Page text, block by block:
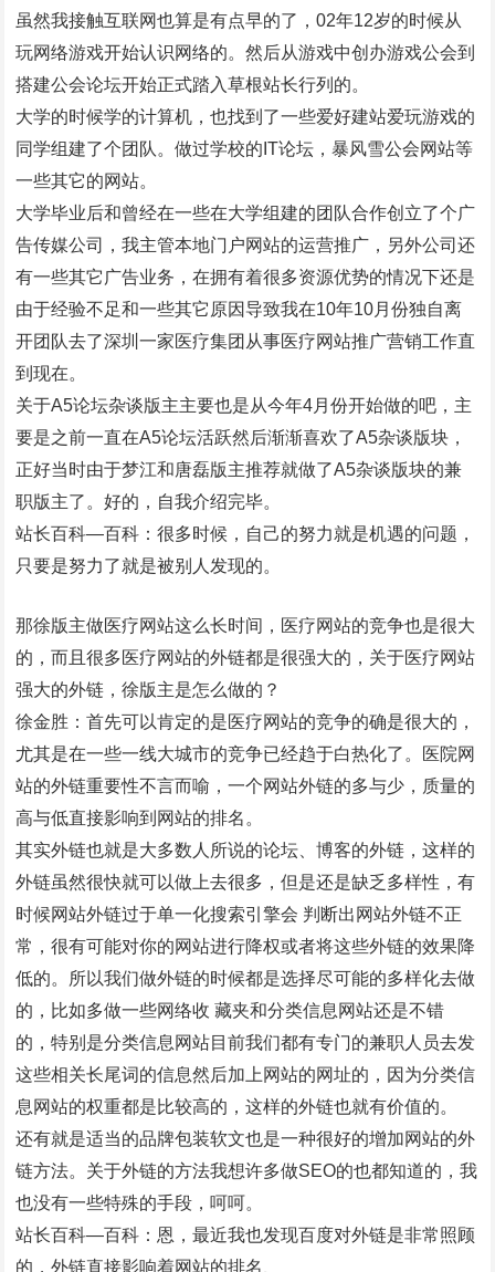
虽然我接触互联网也算是有点早的了，02年12岁的时候从
玩网络游戏开始认识网络的。然后从游戏中创办游戏公会到
搭建公会论坛开始正式踏入草根站长行列的。
大学的时候学的计算机，也找到了一些爱好建站爱玩游戏的
同学组建了个团队。做过学校的IT论坛，暴风雪公会网站等
一些其它的网站。
大学毕业后和曾经在一些在大学组建的团队合作创立了个广
告传媒公司，我主管本地门户网站的运营推广，另外公司还
有一些其它广告业务，在拥有着很多资源优势的情况下还是
由于经验不足和一些其它原因导致我在10年10月份独自离
开团队去了深圳一家医疗集团从事医疗网站推广营销工作直
到现在。
关于A5论坛杂谈版主主要也是从今年4月份开始做的吧，主
要是之前一直在A5论坛活跃然后渐渐喜欢了A5杂谈版块，
正好当时由于梦江和唐磊版主推荐就做了A5杂谈版块的兼
职版主了。好的，自我介绍完毕。
站长百科—百科：很多时候，自己的努力就是机遇的问题，
只要是努力了就是被别人发现的。
那徐版主做医疗网站这么长时间，医疗网站的竞争也是很大
的，而且很多医疗网站的外链都是很强大的，关于医疗网站
强大的外链，徐版主是怎么做的？
徐金胜：首先可以肯定的是医疗网站的竞争的确是很大的，
尤其是在一些一线大城市的竞争已经趋于白热化了。医院网
站的外链重要性不言而喻，一个网站外链的多与少，质量的
高与低直接影响到网站的排名。
其实外链也就是大多数人所说的论坛、博客的外链，这样的
外链虽然很快就可以做上去很多，但是还是缺乏多样性，有
时候网站外链过于单一化搜索引擎会 判断出网站外链不正
常，很有可能对你的网站进行降权或者将这些外链的效果降
低的。所以我们做外链的时候都是选择尽可能的多样化去做
的，比如多做一些网络收 藏夹和分类信息网站还是不错
的，特别是分类信息网站目前我们都有专门的兼职人员去发
这些相关长尾词的信息然后加上网站的网址的，因为分类信
息网站的权重都是比较高的，这样的外链也就有价值的。
还有就是适当的品牌包装软文也是一种很好的增加网站的外
链方法。关于外链的方法我想许多做SEO的也都知道的，我
也没有一些特殊的手段，呵呵。
站长百科—百科：恩，最近我也发现百度对外链是非常照顾
的，外链直接影响着网站的排名、